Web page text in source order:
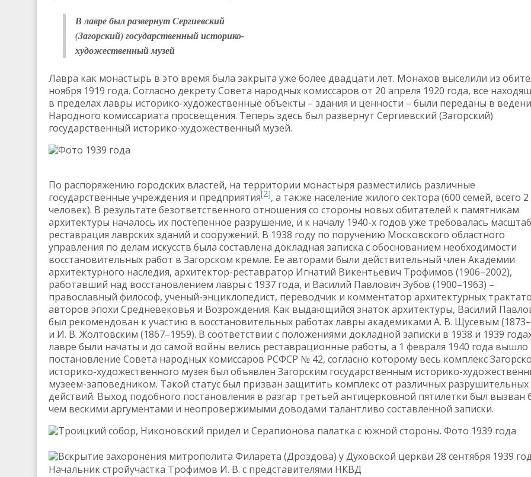
В лавре был развернут Сергиевский
(Загорский) государственный историко-
художественный музей
Лавра как монастырь в это время была закрыта уже более двадцати лет. Монахов выселили из
ноября 1919 года. Согласно декрету Совета народных комиссаров от 20 апреля 1920 года, все
в пределах лавры историко-художественные объекты – здания и ценности – были переданы в
Народного комиссариата просвещения. Теперь здесь был развернут Сергиевский (Загорский)
государственный историко-художественный музей.
Фото 1939 года
По распоряжению городских властей, на территории монастыря разместились различные
государственные учреждения и предприятия[2], а также население жилого сектора (600 семей, всего 2
человек). В результате безответственного отношения со стороны новых обитателей к памятникам
архитектуры началось их постепенное разрушение, и к началу 1940-х годов уже требовалась
реставрация лаврских зданий и сооружений. В 1938 году по поручению Московского областного
управления по делам искусств была составлена докладная записка с обоснованием необходимости
восстановительных работ в Загорском кремле. Ее авторами были действительный член Академии
архитектурного наследия, архитектор-реставратор Игнатий Викентьевич Трофимов (1906–2002),
работавший над восстановлением лавры с 1937 года, и Василий Павлович Зубов (1900–1963) –
православный философ, ученый-энциклопедист, переводчик и комментатор архитектурных
авторов эпохи Средневековья и Возрождения. Как выдающийся знаток архитектуры, Василий
был рекомендован к участию в восстановительных работах лавры академиками А. В. Щусевым
и И. В. Жолтовским (1867–1959). В соответствии с положениями докладной записки в 1938 и 1939
лавре были начаты и до самой войны велись реставрационные работы, а 1 февраля 1940 года вышло
постановление Совета народных комиссаров РСФСР № 42, согласно которому весь комплекс
историко-художественного музея был объявлен Загорским государственным историко-
музеем-заповедником. Такой статус был призван защитить комплекс от различных разрушительных
действий. Выход подобного постановления в разгар третьей антицерковной пятилетки был вызван
чем вескими аргументами и неопровержимыми доводами талантливо составленной записки.
Троицкий собор, Никоновский придел и Серапионова палатка с южной стороны. Фото 1939 года
Вскрытие захоронения митрополита Филарета (Дроздова) у Духовской церкви 28 сентября 1939
Начальник стройучастка Трофимов И. В. с представителями НКВД